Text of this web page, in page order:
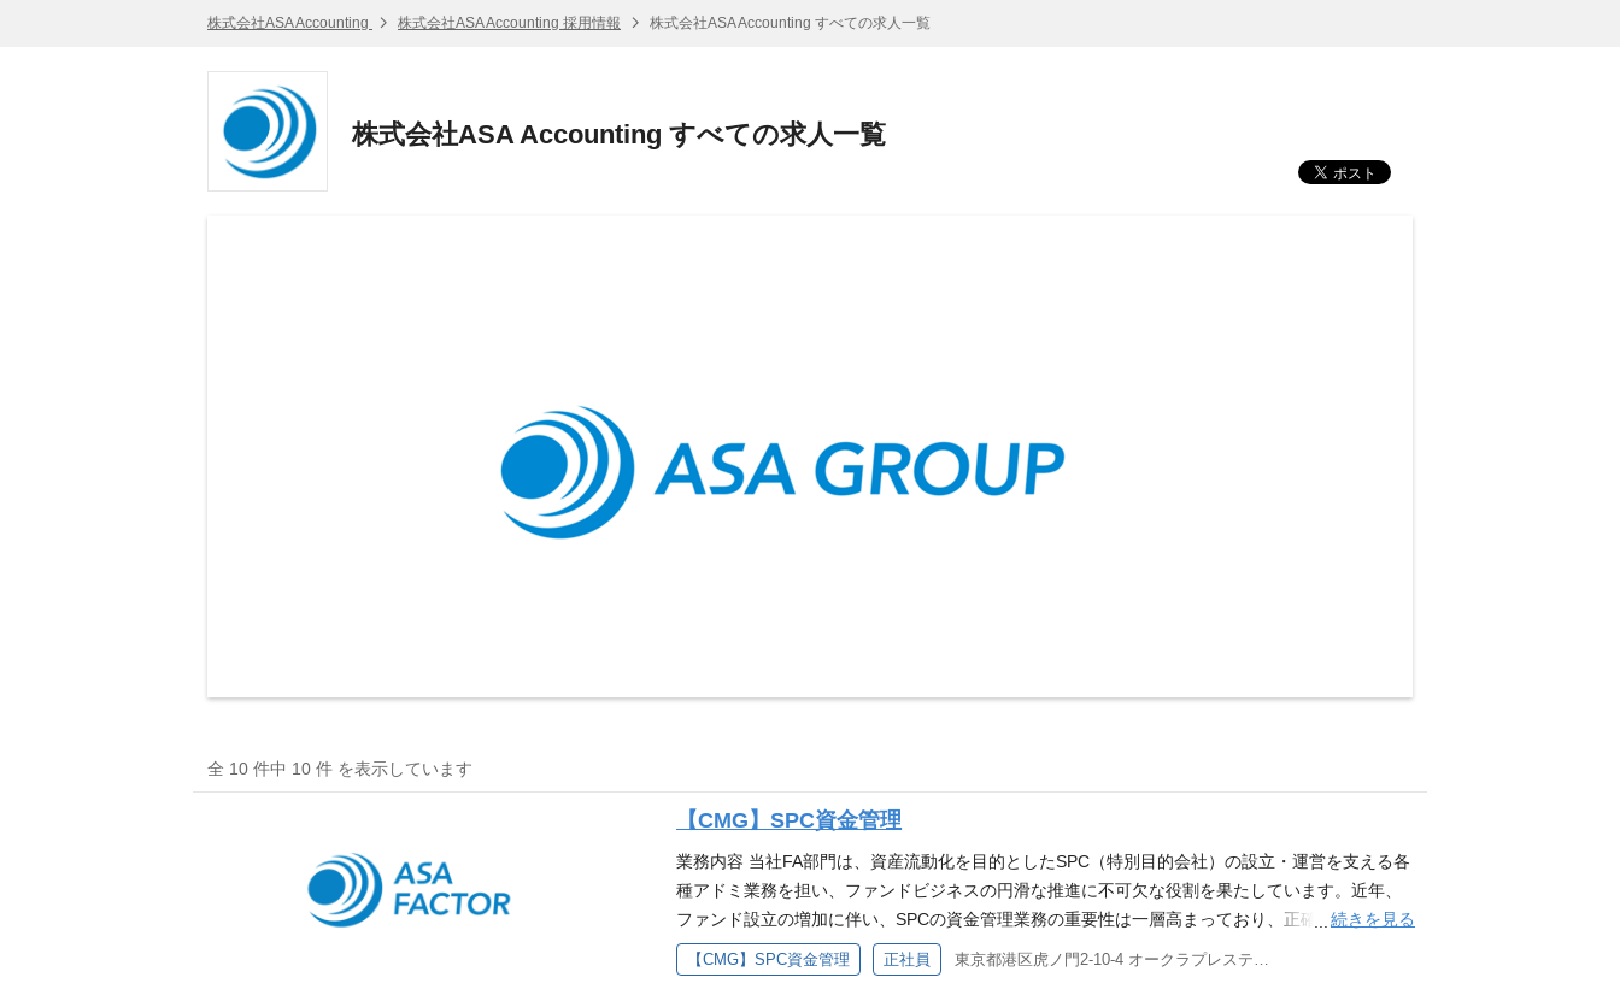
株式会社ASA Accounting 株式会社ASA Accounting 採用情報 株式会社ASA Accounting すべての求人一覧
株式会社ASA Accounting すべての求人一覧
全 10 件中 10 件 を表示しています
【CMG】SPC資金管理
業務内容 当社FA部門は、資産流動化を目的としたSPC（特別目的会社）の設立・運営を支える各
種アドミ業務を担い、ファンドビジネスの円滑な推進に不可欠な役割を果たしています。近年、
ファンド設立の増加に伴い、SPCの資金管理業務の重要性は一層高まっており、正確かつ迅速な
資金移動と厳格な内部牽制体制の維持が求められています。 今回募集するのは、FA部門における
資金管理業務のからキャリアをスタートするメンバー です。主な業務は、ファンド設立に伴うSP
続きを見る
【CMG】SPC資金管理 正社員